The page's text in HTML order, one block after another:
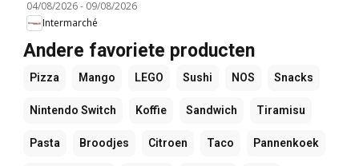
04/08/2026- 09/08/2026
Intermarché
Andere favoriete producten
Pizza Mango LEGO Sushi NOS Snacks
Nintendo Switch Koffie Sandwich Tiramisu
Pasta Broodjes Citroen Taco Pannenkoek